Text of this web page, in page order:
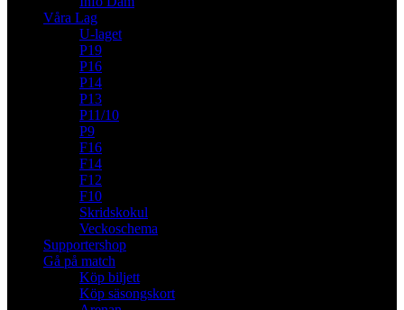
Våra Lag
U-laget
P19
P16
P14
P13
P11/10
P9
F16
F14
F12
F10
Skridskokul
Veckoschema
Supportershop
Gå på match
Köp biljett
Köp säsongskort